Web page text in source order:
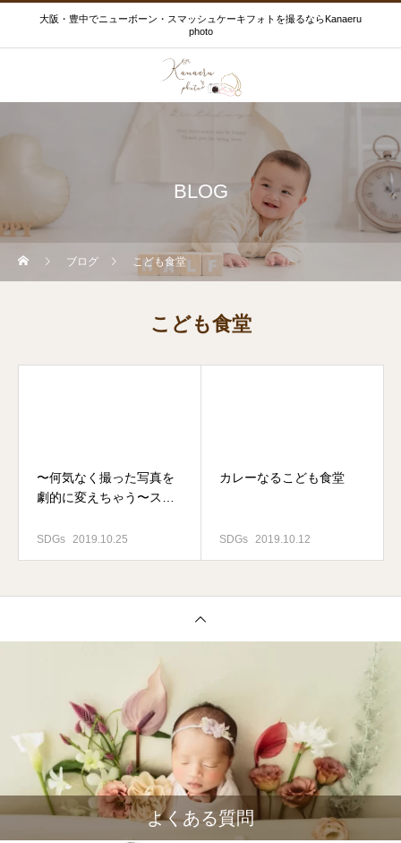
大阪・豊中でニューボーン・スマッシュケーキフォトを撮るならKanaeru
photo
BLOG
ブログ こども食堂
こども食堂
〜何気なく撮った写真を
劇的に変えちゃう〜スマ
SDGs 2019.10.25
カレーなるこども食堂
SDGs 2019.10.12
よくある質問